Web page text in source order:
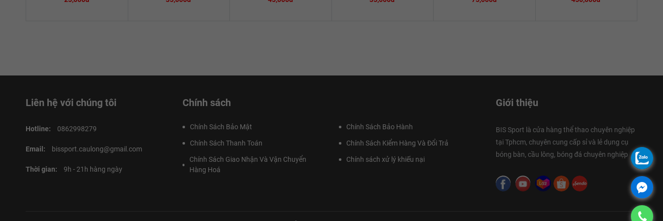
Liên hệ với chúng tôi
Hotline: 0862998279
Email: bissport.caulong@gmail.com
Thời gian: 9h - 21h hàng ngày
Chính sách
Chính Sách Bảo Mật Chính Sách Bảo Hành
Chính Sách Thanh Toán Chính Sách Kiểm Hàng Và Đổi Trả
Chính Sách Giao Nhận Và Vận Chuyển
Hàng Hoá
Chính sách xử lý khiếu nại
Giới thiệu
BIS Sport là cửa hàng thể thao chuyên nghiệp
tại Tphcm, chuyên cung cấp sỉ và lẻ dụng cụ
bóng bàn, cầu lông, bóng đá chuyên nghiệp